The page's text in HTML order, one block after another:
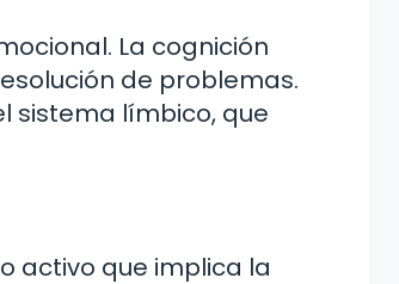
La cognición
de problemas.
sistema límbico, que
activo que implica la